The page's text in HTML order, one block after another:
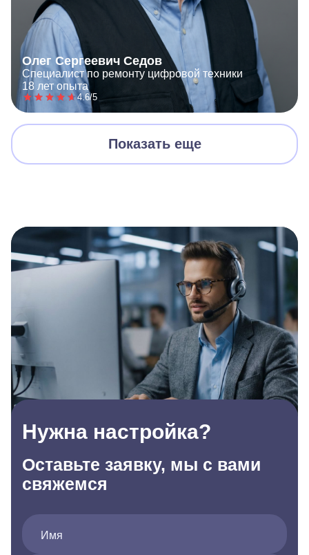
Олег Сергеевич Седов
Специалист по ремонту цифровой техники
18 лет опыта
4.6/5
Показать еще
Нужна настройка?
Оставьте заявку, мы с вами
свяжемся
Имя